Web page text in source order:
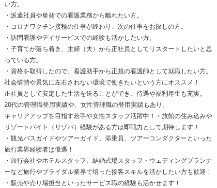
い方。
・派遣社員や単発での看護業務から離れたい方。
・コロナワクチン接種の仕事が終わり、次の仕事をお探しの方。
・訪問看護やデイサービスでの経験も活かしたい方。
・子育てが落ち着き、主婦（夫）から正社員としてリスタートしたいと思
っている方。
・資格を取得したので、看護助手から正規の看護師として就職したい方。
社会情勢や景気に左右されない環境で働きたいという方にオススメ！
正社員として安定した生活を送ることができ、待遇や福利厚生も充実。
20代の管理職登用実績や、女性管理職の登用実績もあり、
キャリアアップを目指す若手や女性スタッフ活躍中！・旅館の住み込みや
リゾートバイト（リゾバ）経験がある方は即戦力として期待します！
・観光バスガイドやツアーガイド、添乗員、ツアーコンダクターといった
旅行業界経験者は優遇！
・旅行会社やホテルスタッフ、結婚式場スタッフ・ウェディングプランナ
ーなど旅行やブライダル業界で培った接客スキルを活かしたい方も歓迎！
・販売や売り場担当といったサービス職の経験も活かせます！